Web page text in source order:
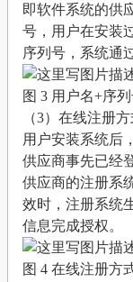
即软件系统的供
号，用户在安装
序列号，系统通
图 3 用户名+序
（3）在线注册
用户安装系统后
供应商事先已经
供应商的注册系
效时，注册系统
信息完成授权。
图 4 在线注册方